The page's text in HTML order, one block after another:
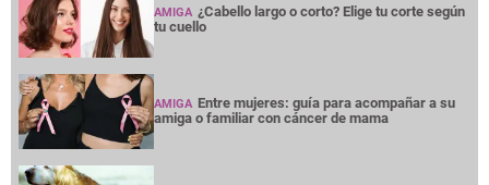
AMIGA ¿Cabello largo o corto? Elige tu corte según
tu cuello
AMIGA Entre mujeres: guía para acompañar a su
amiga o familiar con cáncer de mama